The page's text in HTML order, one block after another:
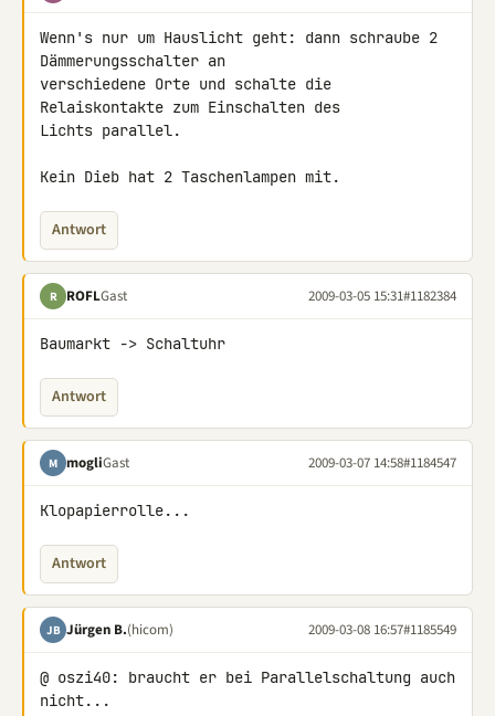
Wenn's nur um Hauslicht geht: dann schraube 2
Dämmerungsschalter an
verschiedene Orte und schalte die
Relaiskontakte zum Einschalten des
Lichts parallel.
Kein Dieb hat 2 Taschenlampen mit.
Antwort
R ROFLGast 2009-03-05 15:31#1182384
Baumarkt -> Schaltuhr
Antwort
M mogliGast 2009-03-07 14:58#1184547
Klopapierrolle...
Antwort
JB Jürgen B.(hicom) 2009-03-08 16:57#1185549
@ oszi40: braucht er bei Parallelschaltung auch
nicht...